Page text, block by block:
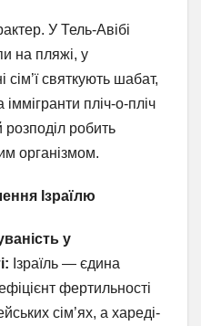
У Тель-Авібі
на пляжі, у
святкують шабат,
пліч-о-пліч
робить
організмом.
Ізраїлю
у
Ізраїль — єдина
фертильності
сім’ях, а хареді-